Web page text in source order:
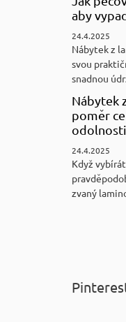
aby
24.4.2025
Nábytek z
svou
snadnou
Nábytek
poměr
odolnosti
24.4.2025
Když
zvaný